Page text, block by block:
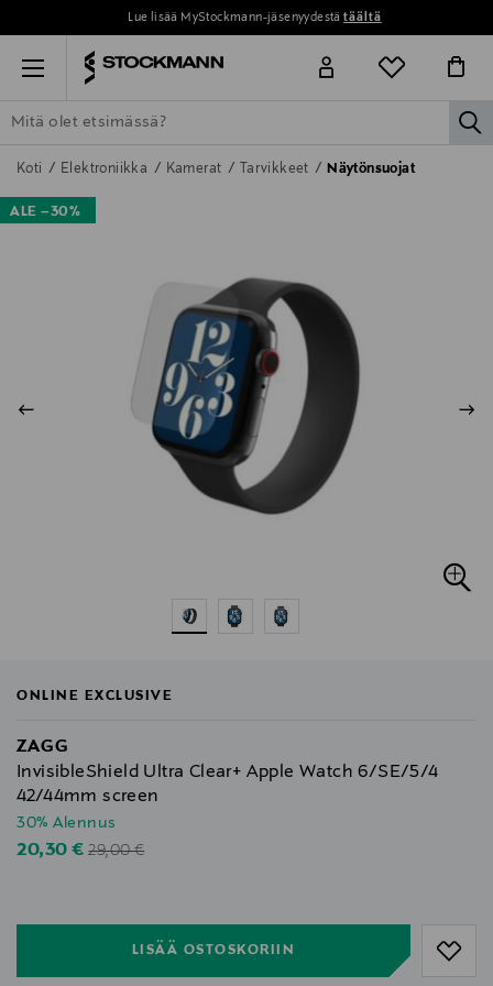
Lue lisää MyStockmann-jäsenyydestätäältä
Menu
ETSI KAIKKI NAISET MIEHET LAPSET KOTI
Koti Elektroniikka Kamerat Tarvikkeet Näytönsuojat
ALE –30%
ONLINE EXCLUSIVE
ZAGG
InvisibleShield Ultra Clear+ Apple Watch 6/SE/5/4
42/44mm screen
30% Alennus
Discounted Price
20,30 €Original Price
29,00 €
LISÄÄ OSTOSKORIIN